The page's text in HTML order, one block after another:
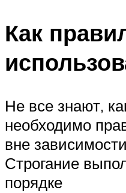
Как
Не все знают,
необходимо
вне
Строгание
порядке